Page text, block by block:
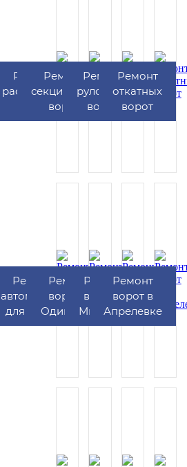
Ремонт
распашных
ворот
Ремонт
секционных
ворот
Ремонт
рулонных
ворот
Ремонт
откатных
ворот
Ремонт
автоматики
для ворот
Ремонт
ворот в
Одинцово
Ремонт
ворот в
Мытищах
Ремонт
ворот в
Апрелевке